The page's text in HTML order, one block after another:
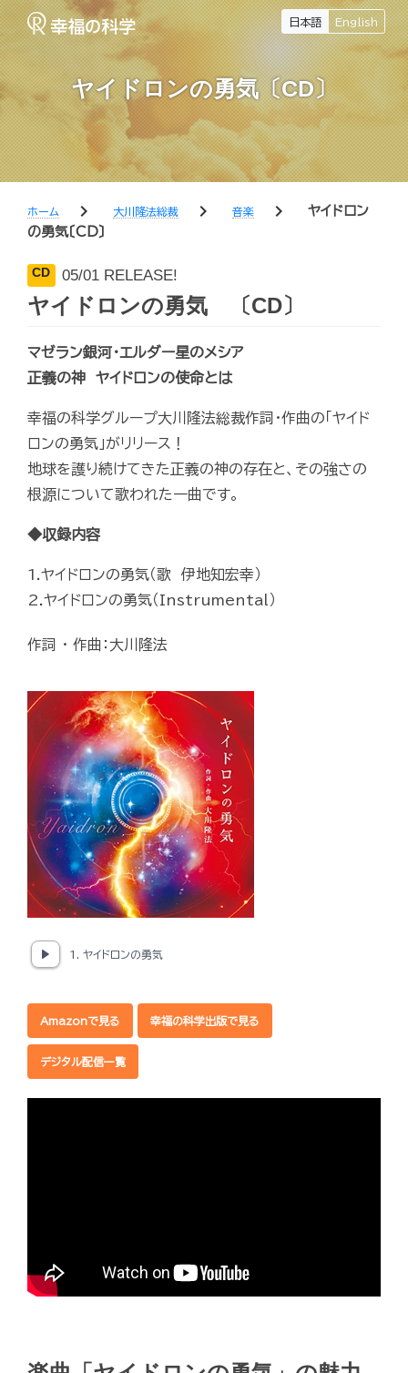
日本語 English
ヤイドロンの勇気〔CD〕
ホーム chevron_right 大川隆法総裁 chevron_right 音楽 chevron_right
ヤイドロン
の勇気〔CD〕
CD 05/01 RELEASE!
1. ヤイドロンの勇気
ヤイドロンの勇気 〔CD〕
マゼラン銀河・エルダー星のメシア
正義の神 ヤイドロンの使命とは
幸福の科学グループ大川隆法総裁作詞・作曲の「ヤイド
ロンの勇気」がリリース！
地球を護り続けてきた正義の神の存在と、その強さの
根源について歌われた一曲です。
◆収録内容
1.ヤイドロンの勇気（歌 伊地知宏幸）
2.ヤイドロンの勇気（Instrumental）
作詞 ・ 作曲：大川隆法
Amazonで見る 幸福の科学出版で見る
デジタル配信一覧